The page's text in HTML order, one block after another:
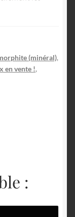
(minéral),
en vente !,
: